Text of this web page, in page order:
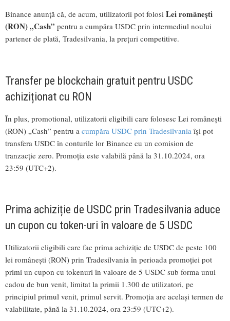
Binance anunță că, de acum, utilizatorii pot folosi Lei românești
(RON) „Cash” pentru a cumpăra USDC prin intermediul noului
partener de plată, Tradesilvania, la prețuri competitive.
Transfer pe blockchain gratuit pentru USDC
achiziționat cu RON
În plus, promotional, utilizatorii eligibili care folosesc Lei românești
(RON) „Cash” pentru a cumpăra USDC prin Tradesilvania își pot
transfera USDC în conturile lor Binance cu un comision de
tranzacție zero. Promoția este valabilă până la 31.10.2024, ora
23:59 (UTC+2).
Prima achiziție de USDC prin Tradesilvania aduce
un cupon cu token-uri în valoare de 5 USDC
Utilizatorii eligibili care fac prima achiziție de USDC de peste 100
lei românești (RON) prin Tradesilvania în perioada promoției pot
primi un cupon cu tokenuri în valoare de 5 USDC sub forma unui
cadou de bun venit, limitat la primii 1.300 de utilizatori, pe
principiul primul venit, primul servit. Promoția are același termen de
valabilitate, până la 31.10.2024, ora 23:59 (UTC+2).